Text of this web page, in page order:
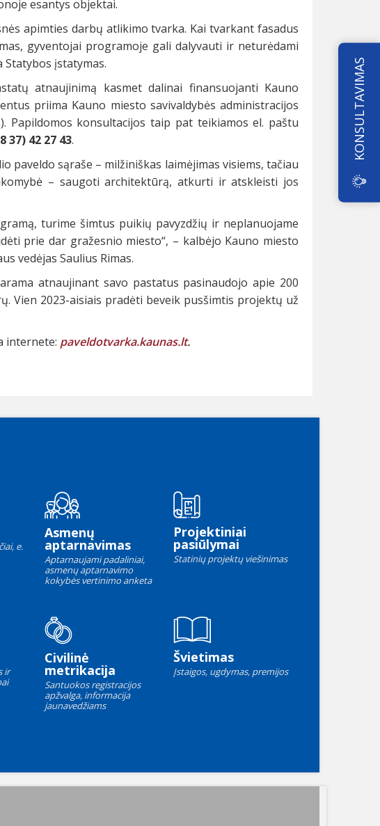
esantys objektai.
apimties darbų atlikimo tvarka. Kai tvarkant fasadus
gyventojai programoje gali dalyvauti ir neturėdami
įstatymas.
atnaujinimą kasmet dalinai finansuojanti Kauno
priima Kauno miesto savivaldybės administracijos
Papildomos konsultacijos taip pat teikiamos el. paštu
37) 42 27 43.
paveldo sąraše – milžiniškas laimėjimas visiems, tačiau
– saugoti architektūrą, atkurti ir atskleisti jos
turime šimtus puikių pavyzdžių ir neplanuojame
prie dar gražesnio miesto“, – kalbėjo Kauno miesto
vedėjas Saulius Rimas.
atnaujinant savo pastatus pasinaudojo apie 200
Vien 2023-aisiais pradėti beveik pusšimtis projektų už
internete: paveldotvarka.kaunas.lt.
e.
Asmenų
aptarnavimas
Aptarnaujami padaliniai,
asmenų aptarnavimo
kokybės vertinimo anketa
Projektiniai
pasiūlymai
Statinių projektų viešinimas
ir
Civilinė
metrikacija
Santuokos registracijos
apžvalga, informacija
jaunavedžiams
Švietimas
Įstaigos, ugdymas, premijos
KONSULTAVIMAS